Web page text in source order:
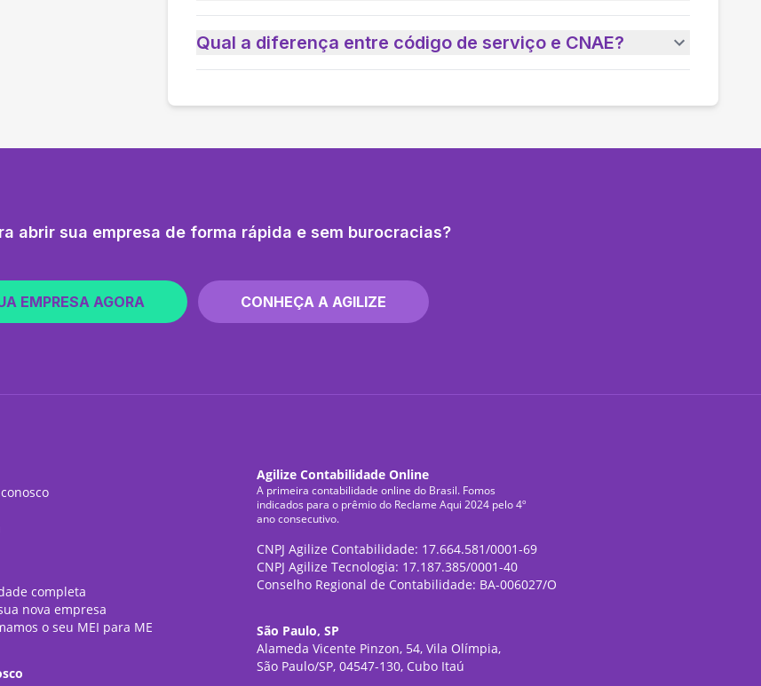
Qual a diferença entre código de serviço e CNAE?
abrir sua empresa de forma rápida e sem burocracias?
EMPRESA AGORA CONHEÇA A AGILIZE
completa
nova empresa
o seu MEI para ME
Agilize Contabilidade Online
A primeira contabilidade online do Brasil. Fomos
indicados para o prêmio do Reclame Aqui 2024 pelo 4º
ano consecutivo.
CNPJ Agilize Contabilidade: 17.664.581/0001-69
CNPJ Agilize Tecnologia: 17.187.385/0001-40
Conselho Regional de Contabilidade: BA-006027/O
São Paulo, SP
Alameda Vicente Pinzon, 54, Vila Olímpia,
São Paulo/SP, 04547-130, Cubo Itaú